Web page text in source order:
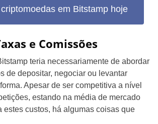
em Bitstamp hoje
e Comissões
teria necessariamente de abordar
de depositar, negociar ou levantar
Apesar de ser competitiva a nível
estando na média de mercado
estes custos, há algumas coisas que